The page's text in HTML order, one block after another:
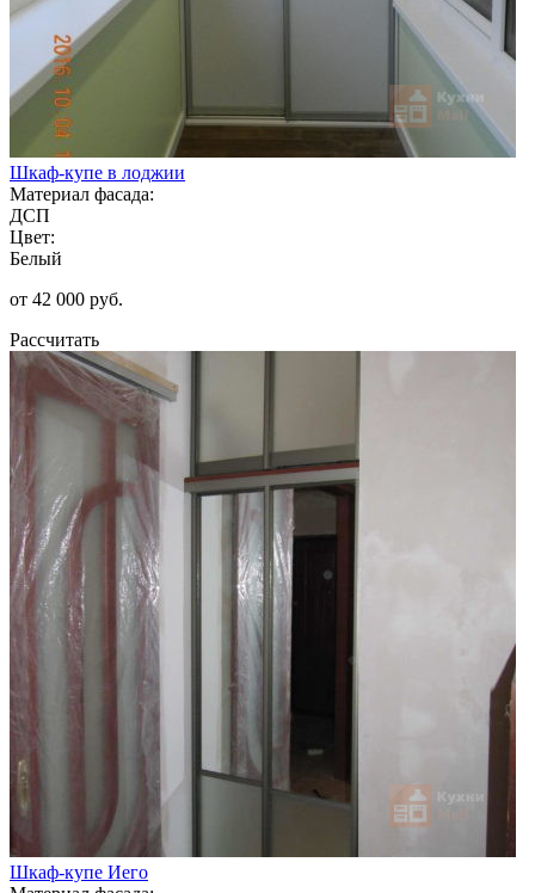
Шкаф-купе в лоджии
Материал фасада:
ДСП
Цвет:
Белый
от 42 000 руб.
Рассчитать
Шкаф-купе Иего